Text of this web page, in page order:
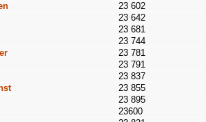
23 602
23 642
23 681
23 744
23 781
23 791
23 837
23 855
23 895
23600